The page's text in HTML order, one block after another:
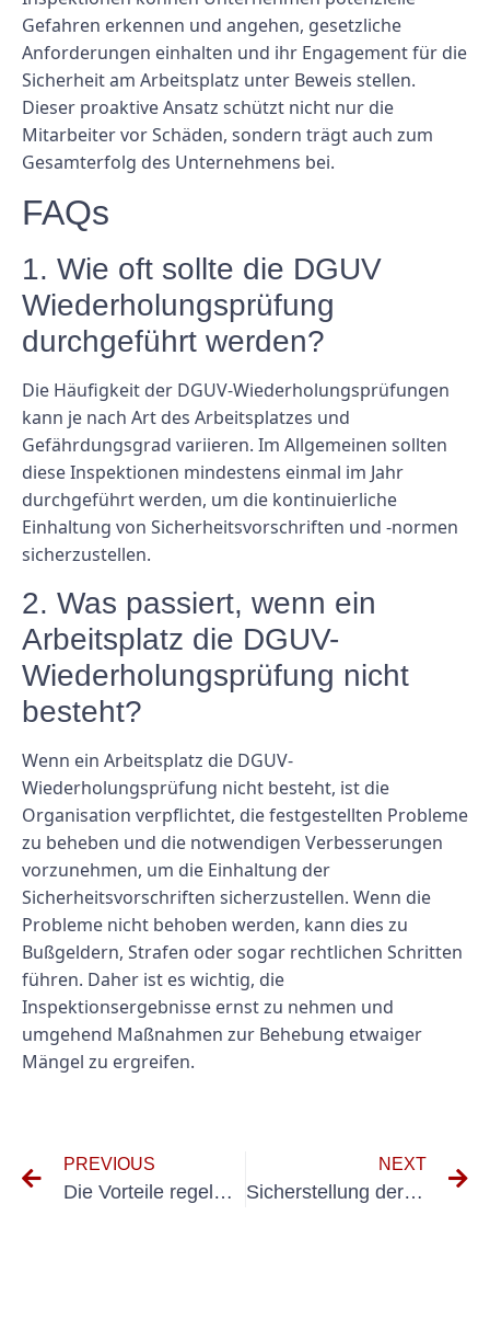
Gefahren erkennen und angehen, gesetzliche
Anforderungen einhalten und ihr Engagement für die
Sicherheit am Arbeitsplatz unter Beweis stellen.
Dieser proaktive Ansatz schützt nicht nur die
Mitarbeiter vor Schäden, sondern trägt auch zum
Gesamterfolg des Unternehmens bei.
FAQs
1. Wie oft sollte die DGUV
Wiederholungsprüfung
durchgeführt werden?
Die Häufigkeit der DGUV-Wiederholungsprüfungen
kann je nach Art des Arbeitsplatzes und
Gefährdungsgrad variieren. Im Allgemeinen sollten
diese Inspektionen mindestens einmal im Jahr
durchgeführt werden, um die kontinuierliche
Einhaltung von Sicherheitsvorschriften und -normen
sicherzustellen.
2. Was passiert, wenn ein
Arbeitsplatz die DGUV-
Wiederholungsprüfung nicht
besteht?
Wenn ein Arbeitsplatz die DGUV-
Wiederholungsprüfung nicht besteht, ist die
Organisation verpflichtet, die festgestellten Probleme
zu beheben und die notwendigen Verbesserungen
vorzunehmen, um die Einhaltung der
Sicherheitsvorschriften sicherzustellen. Wenn die
Probleme nicht behoben werden, kann dies zu
Bußgeldern, Strafen oder sogar rechtlichen Schritten
führen. Daher ist es wichtig, die
Inspektionsergebnisse ernst zu nehmen und
umgehend Maßnahmen zur Behebung etwaiger
Mängel zu ergreifen.
PREVIOUS
Die Vorteile regelmäßiger Prüffristen für die ortsfeste Anlageninstandhaltung
NEXT
Sicherstellung der Einhaltung der DGUV-Prüfungsnormen für ortsveränderliche Geräte